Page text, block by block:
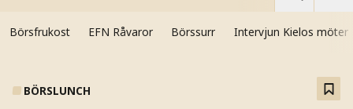
Börsfrukost EFN Råvaror Börssurr Intervjun Kielos möter
BÖRSLUNCH